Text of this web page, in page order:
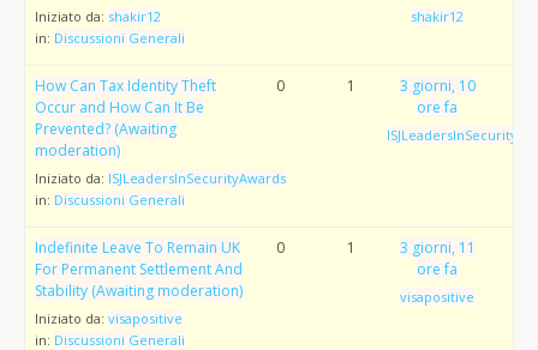
Iniziato da: shakir12
in: Discussioni Generali
shakir12
How Can Tax Identity Theft
Occur and How Can It Be
Prevented? (Awaiting
moderation)
Iniziato da: ISJLeadersInSecurityAwards
in: Discussioni Generali
0 1
3 giorni, 10
ore fa
Indefinite Leave To Remain UK
For Permanent Settlement And
Stability (Awaiting moderation)
Iniziato da: visapositive
in: Discussioni Generali
0 1
3 giorni, 11
ore fa
visapositive